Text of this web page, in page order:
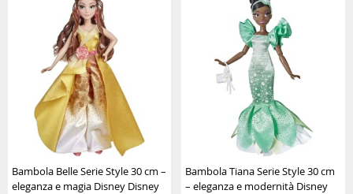
Bambola Belle Serie Style 30 cm –
eleganza e magia Disney Disney
Bambola Tiana Serie Style 30 cm
– eleganza e modernità Disney